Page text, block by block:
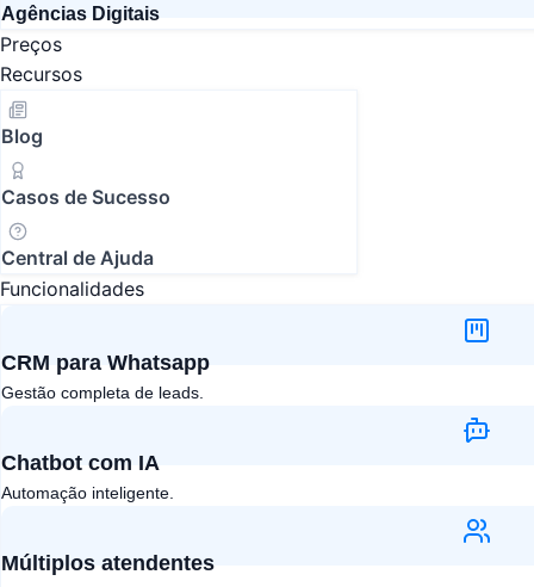
Agências Digitais
Preços
Recursos
Blog
Casos de Sucesso
Central de Ajuda
Funcionalidades
CRM para Whatsapp
Gestão completa de leads.
Chatbot com IA​
Automação inteligente.
Múltiplos atendentes​